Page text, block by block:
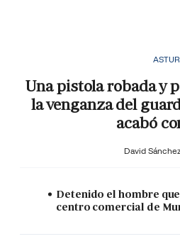
Una pistola robada y
la venganza del
acabó
David
Detenido el hombre
centro comercial de